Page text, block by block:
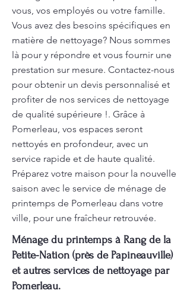
vous, vos employés ou votre famille.
Vous avez des besoins spécifiques en
matière de nettoyage? Nous sommes
là pour y répondre et vous fournir une
prestation sur mesure. Contactez-nous
pour obtenir un devis personnalisé et
profiter de nos services de nettoyage
de qualité supérieure !. Grâce à
Pomerleau, vos espaces seront
nettoyés en profondeur, avec un
service rapide et de haute qualité.
Préparez votre maison pour la nouvelle
saison avec le service de ménage de
printemps de Pomerleau dans votre
ville, pour une fraîcheur retrouvée.
Ménage du printemps à Rang de la
Petite-Nation (près de Papineauville)
et autres services de nettoyage par
Pomerleau.